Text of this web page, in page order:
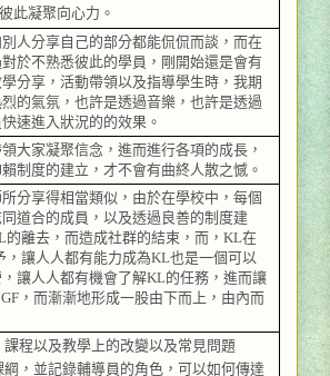
此凝聚向心力。
人分享自己的部分都能侃侃而談，而在
於不熟悉彼此的學員，剛開始還是會有
分享，活動帶領以及指導學生時，我期
的氣氛，也許是透過音樂，也許是透過
速進入狀況的的效果。
大家凝聚信念，進而進行各項的成長，
制度的建立，才不會有曲終人散之憾。
分享得相當類似，由於在學校中，每個
道合的成員，以及透過良善的制度建
的離去，而造成社群的結束，而，KL在
，讓人人都有能力成為KL也是一個可以
讓人人都有機會了解KL的任務，進而讓
GF ，而漸漸地形成一股由下而上，由內而
程以及教學上的改變以及常見問題
綱，並記錄輔導員的角色，可以如何傳達